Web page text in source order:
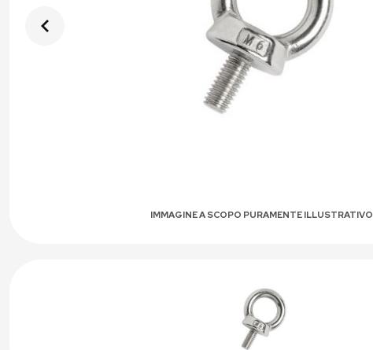
IMMAGINE A SCOPO PURAMENTE ILLUSTRATIVO